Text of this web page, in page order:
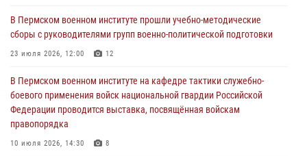
Росгвардии поздравили сотрудника с Юбилеем
10 июля 2026, 12:28 2
курсов повышения квалификации офицерского состава
09 июля 2026, 11:30 3
В Пермском военном институте начала работу приемная комиссия
по набору абитуриентов из числа граждан, прошедших и не
В Пермском военном институте прошли учебно-методические
сборы с руководителями групп военно-политической подготовки
23 июля 2026, 12:00 12
В Пермском военном институте на кафедре тактики служебно-
боевого применения войск национальной гвардии Российской
Федерации проводится выставка, посвящённая войскам
правопорядка
10 июля 2026, 14:30 8